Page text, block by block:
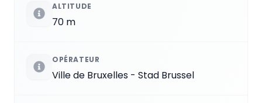
ALTITUDE
70 m
OPÉRATEUR
Ville de Bruxelles - Stad Brussel